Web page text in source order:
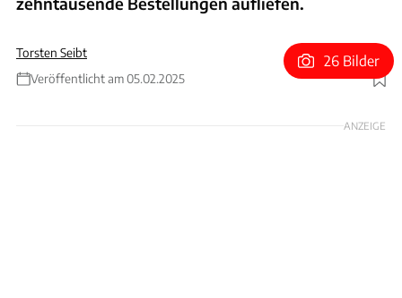
Torsten Seibt
Veröffentlicht am 05.02.2025
Foto: Suzuki
26 Bilder
ANZEIGE